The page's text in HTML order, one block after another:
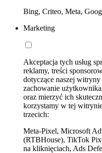
Bing, Criteo, Meta,
Marketing
Akceptacja tych usług
reklamy, treści
dotyczące naszej
zachowanie
oraz mierzyć ich
korzystamy w tej
trzecich:
Meta-Pixel, Microsoft
(RTBHouse), TikTok
na kliknięciach, Ads